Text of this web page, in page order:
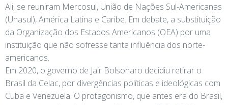
Ali, se reuniram Mercosul, União de Nações Sul-Americanas
(Unasul), América Latina e Caribe. Em debate, a substituição
da Organização dos Estados Americanos (OEA) por uma
instituição que não sofresse tanta influência dos norte-
americanos.
Em 2020, o governo de Jair Bolsonaro decidiu retirar o
Brasil da Celac, por divergências políticas e ideológicas com
Cuba e Venezuela. O protagonismo, que antes era do Brasil,